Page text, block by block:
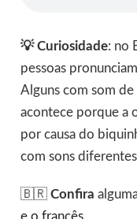
💡 Curiosidade: no
pessoas
Alguns com som de
acontece porque a
por causa do
com sons
🇧🇷 Confira
e o francês